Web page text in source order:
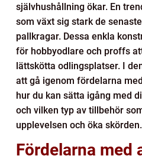
självhushållning ökar. En
som växt sig stark de
pallkragar. Dessa enkla
för hobbyodlare och proffs
lättskötta odlingsplatser. I
att gå igenom fördelarna
hur du kan sätta igång med
och vilken typ av tillbehör
upplevelsen och öka skörden.
Fördelarna med